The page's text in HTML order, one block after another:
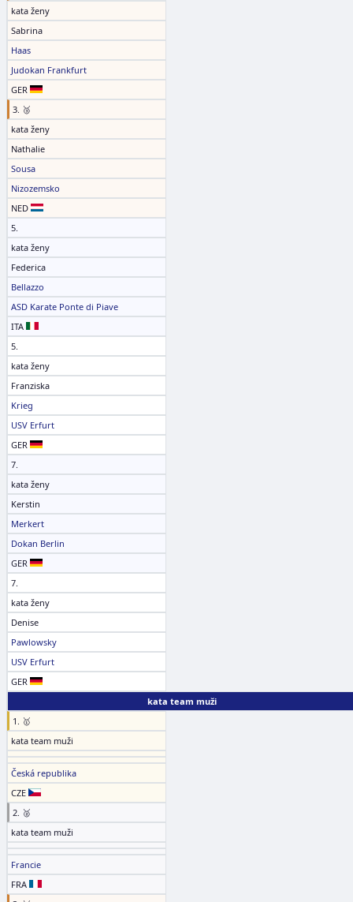
kata ženy
Sabrina
Haas
Judokan Frankfurt
GER
3. 🥉
kata ženy
Nathalie
Sousa
Nizozemsko
NED
5.
kata ženy
Federica
Bellazzo
ASD Karate Ponte di Piave
ITA
5.
kata ženy
Franziska
Krieg
USV Erfurt
GER
7.
kata ženy
Kerstin
Merkert
Dokan Berlin
GER
7.
kata ženy
Denise
Pawlowsky
USV Erfurt
GER
kata team muži
1. 🥇
kata team muži
Česká republika
CZE
2. 🥈
kata team muži
Francie
FRA